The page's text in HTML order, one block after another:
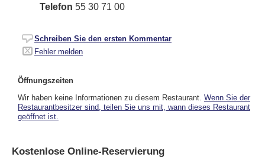
Telefon 55 30 71 00
Schreiben Sie den ersten Kommentar
Fehler melden
Öffnungszeiten
Wir haben keine Informationen zu diesem Restaurant. Wenn Sie der
Restaurantbesitzer sind, teilen Sie uns mit, wann dieses Restaurant
geöffnet ist.
Kostenlose Online-Reservierung